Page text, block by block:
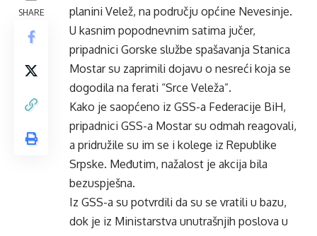
SHARE
planini Velež, na području općine Nevesinje.
U kasnim popodnevnim satima jučer,
pripadnici Gorske službe spašavanja Stanica
Mostar su zaprimili dojavu o nesreći koja se
dogodila na ferati “Srce Veleža”.
Kako je saopćeno iz GSS-a Federacije BiH,
pripadnici GSS-a Mostar su odmah reagovali,
a pridružile su im se i kolege iz Republike
Srpske. Međutim, nažalost je akcija bila
bezuspješna.
Iz GSS-a su potvrdili da su se vratili u bazu,
dok je iz Ministarstva unutrašnjih poslova u